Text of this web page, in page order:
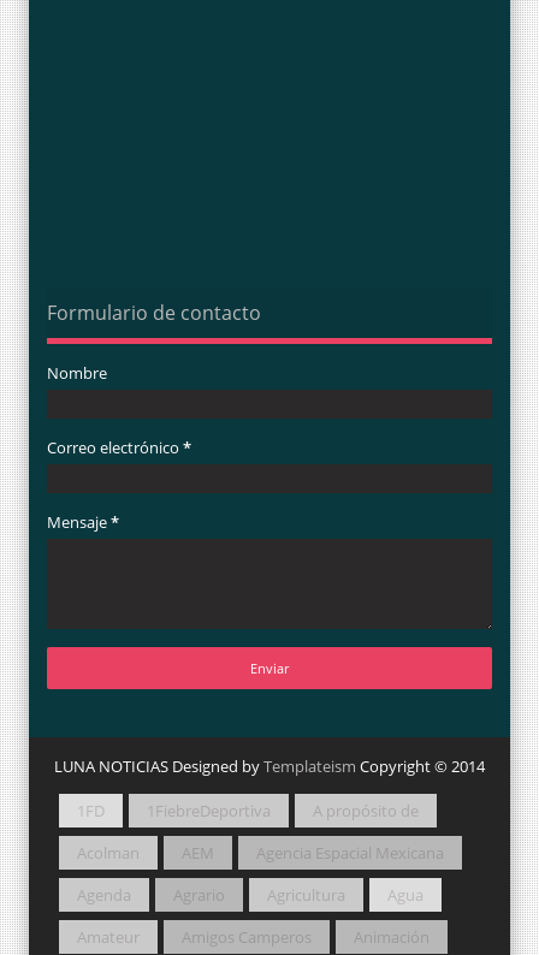
Formulario de contacto
Nombre
Correo electrónico *
Mensaje*
LUNA NOTICIAS Designed byTemplateism Copyright © 2014
1FD 1FiebreDeportiva
A propósito de
Acolman
AEM
Agencia Espacial Mexicana
Agenda
Agrario Agricultura
Agua
Amateur
Amigos Camperos
Animación